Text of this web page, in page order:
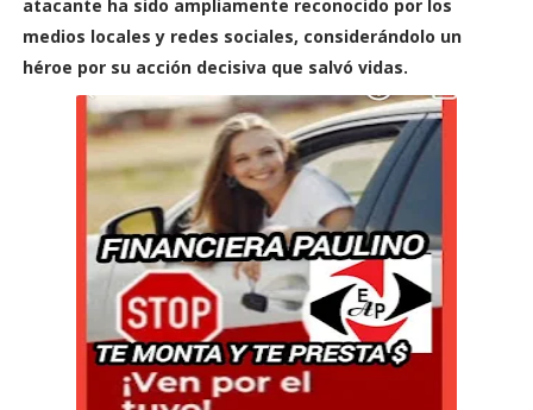
atacante ha sido ampliamente reconocido por los
medios locales y redes sociales, considerándolo un
héroe por su acción decisiva que salvó vidas.